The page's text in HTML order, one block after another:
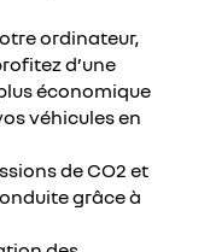
ordinateur,
d’une
économique
véhicules en
de CO2 et
grâce à